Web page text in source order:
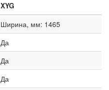
XYG
Ширина, мм: 1465
Да
Да
Да